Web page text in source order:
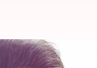
లో అదిరిపోతున్న